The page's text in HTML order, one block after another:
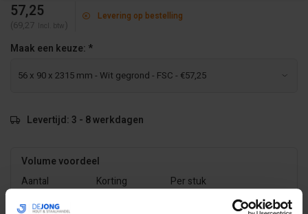
57,25
(69,27 Incl. btw )
Levering op bestelling
Maak een keuze: *
Levertijd: 3 - 8 werkdagen
Volume voordeel
Aantal
Korting
Per stuk
5